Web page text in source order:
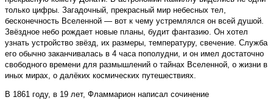
только цифры. Загадочный, прекрасный мир небесных тел,
бесконечность Вселенной — вот к чему устремлялся он всей душой.
Звёздное небо рождает новые планы, будит фантазию. Он хотел
узнать устройство звёзд, их размеры, температуру, свечение. Служба
его обычно заканчивалась в 4 часа пополудни, и он имел достаточно
свободного времени для размышлений о тайнах Вселенной, о жизни в
иных мирах, о далёких космических путешествиях.
В 1861 году, в 19 лет, Фламмарион написал сочинение